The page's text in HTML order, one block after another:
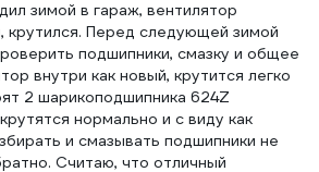
зимой в гараж, вентилятор
крутился. Перед следующей зимой
подшипники, смазку и общее
внутри как новый, крутится легко
2 шарикоподшипника 624Z
нормально и с виду как
и смазывать подшипники не
Считаю, что отличный